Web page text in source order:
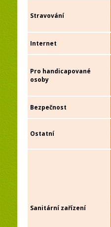
Stravování
Internet
Pro handicapované
osoby
Bezpečnost
Ostatní
Sanitární zařízení